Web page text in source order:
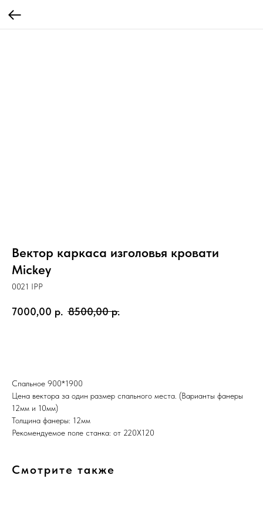
Вектор каркаса изголовья кровати
Mickey
0021 IPP
7000,00 р. 8500,00 р.
Спальное 900*1900
Цена вектора за один размер спального места. (Варианты фанеры
12мм и 10мм)
Толщина фанеры: 12мм
Рекомендуемое поле станка: от 220Х120
Смотрите также